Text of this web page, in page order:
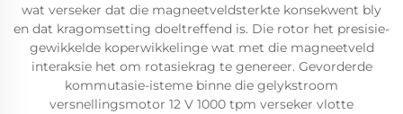
wat verseker dat die magneetveldsterkte konsekwent bly
en dat kragomsetting doeltreffend is. Die rotor het presisie-
gewikkelde koperwikkelinge wat met die magneetveld
interaksie het om rotasiekrag te genereer. Gevorderde
kommutasie-isteme binne die gelykstroom
versnellingsmotor 12 V 1000 tpm verseker vlotte